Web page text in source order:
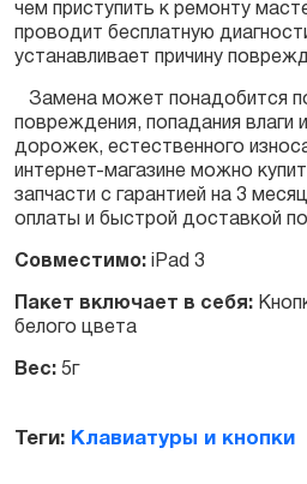
чем приступить к ремонту
проводит бесплатную
устанавливает причину
Замена может понадобится
повреждения, попадания влаги
дорожек, естественного
интернет-магазине можно
запчасти с гарантией на 3
оплаты и быстрой доставкой
Совместимо: iPad 3
Пакет включает в себя:
белого цвета
Вес: 5г
Теги: Клавиатуры и кнопки